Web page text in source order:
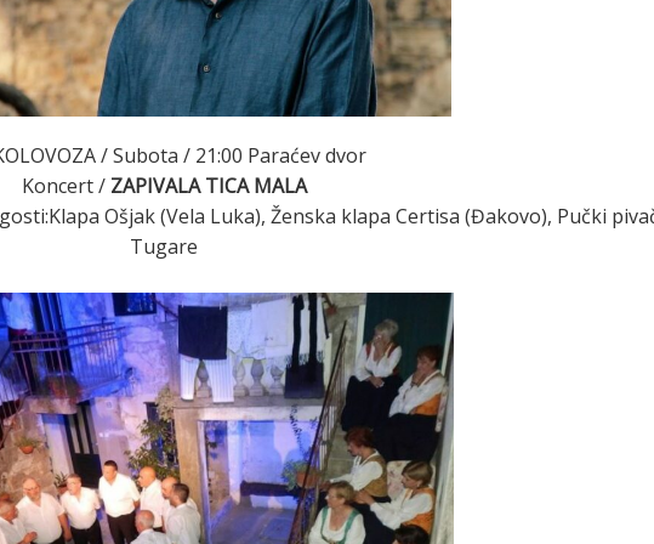
/ Subota / 21:00 Paraćev dvor
Koncert / ZAPIVALA TICA MALA
Ošjak (Vela Luka), Ženska klapa Certisa (Đakovo), Pučki
Tugare